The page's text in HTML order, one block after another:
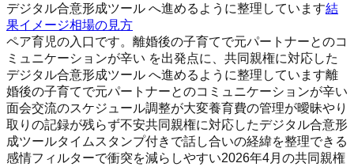
デジタル合意形成ツール へ進めるように整理しています結
果イメージ相場の見方
ペア育児の入口です。離婚後の子育てで元パートナーとのコ
ミュニケーションが辛い を出発点に、共同親権に対応した
デジタル合意形成ツール へ進めるように整理しています離
婚後の子育てで元パートナーとのコミュニケーションが辛い
面会交流のスケジュール調整が大変養育費の管理が曖昧やり
取りの記録が残らず不安共同親権に対応したデジタル合意形
成ツールタイムスタンプ付きで話し合いの経緯を整理できる
感情フィルターで衝突を減らしやすい2026年4月の共同親権